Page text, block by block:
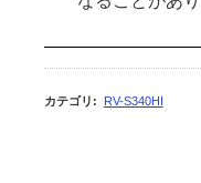
カテゴリ : RV-S340HI